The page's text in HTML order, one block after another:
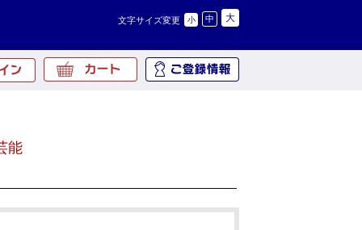
文字サイズ変更 小 中 大
能